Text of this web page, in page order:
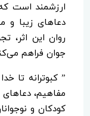
ارزشمند است
دعاهای زیبا و
روان این اثر،
جوان فراهم
” کبوترانه تا
مفاهیم، دعاهای
کودکان و